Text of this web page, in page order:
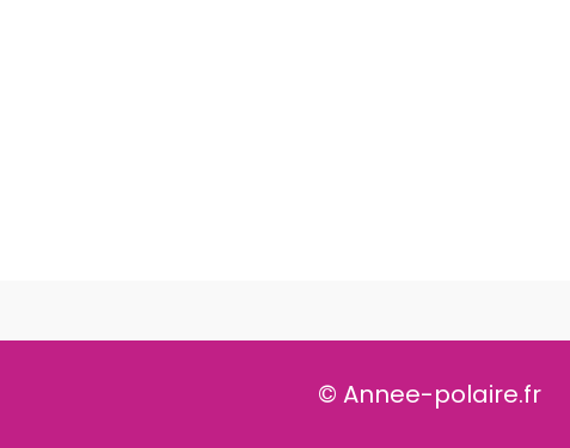
© Annee-polaire.fr